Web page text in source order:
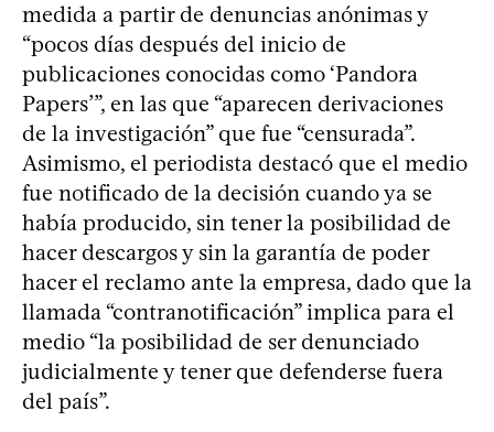
medida a partir de denuncias anónimas y
“pocos días después del inicio de
publicaciones conocidas como ‘Pandora
Papers’”, en las que “aparecen derivaciones
de la investigación” que fue “censurada”.
Asimismo, el periodista destacó que el medio
fue notificado de la decisión cuando ya se
había producido, sin tener la posibilidad de
hacer descargos y sin la garantía de poder
hacer el reclamo ante la empresa, dado que la
llamada “contranotificación” implica para el
medio “la posibilidad de ser denunciado
judicialmente y tener que defenderse fuera
del país”.